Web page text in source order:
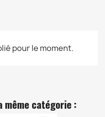
pour le moment.
même catégorie :